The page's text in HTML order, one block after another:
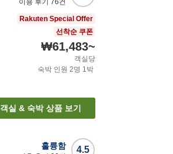
Rakuten Special Offer
선착순 쿠폰
₩61,483~
객실당
숙박 인원 2명 1 박
객실 & 숙박 상품 보기
4.5
훌륭함